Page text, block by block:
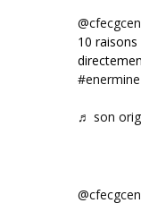
10 raisons
#enermine
♬ son